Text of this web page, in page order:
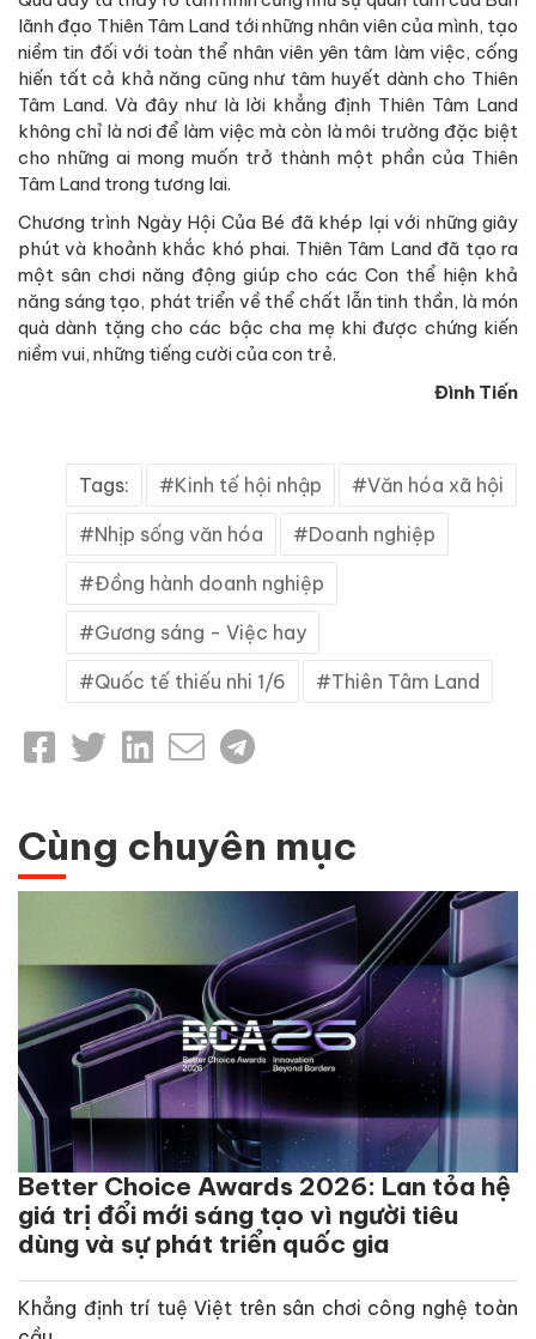
lãnh đạo Thiên Tâm Land tới những nhân viên của mình, tạo
niềm tin đối với toàn thể nhân viên yên tâm làm việc, cống
hiến tất cả khả năng cũng như tâm huyết dành cho Thiên
Tâm Land. Và đây như là lời khẳng định Thiên Tâm Land
không chỉ là nơi để làm việc mà còn là môi trường đặc biệt
cho những ai mong muốn trở thành một phần của Thiên
Tâm Land trong tương lai.
Chương trình Ngày Hội Của Bé đã khép lại với những giây
phút và khoảnh khắc khó phai. Thiên Tâm Land đã tạo ra
một sân chơi năng động giúp cho các Con thể hiện khả
năng sáng tạo, phát triển về thể chất lẫn tinh thần, là món
quà dành tặng cho các bậc cha mẹ khi được chứng kiến
niềm vui, những tiếng cười của con trẻ.
Đình Tiến
Tags: Kinh tế hội nhập Văn hóa xã hội
Nhịp sống văn hóa Doanh nghiệp
Đồng hành doanh nghiệp
Gương sáng - Việc hay
Quốc tế thiếu nhi 1/6 Thiên Tâm Land
Cùng chuyên mục
Better Choice Awards 2026: Lan tỏa hệ
giá trị đổi mới sáng tạo vì người tiêu
dùng và sự phát triển quốc gia
Khẳng định trí tuệ Việt trên sân chơi công nghệ toàn